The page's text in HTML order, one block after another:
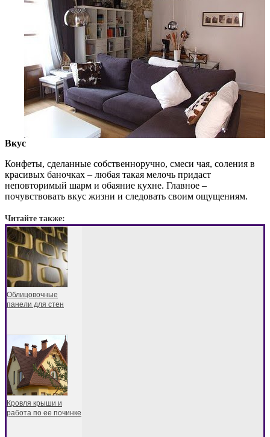
Вкус
Конфеты, сделанные собственноручно, смеси чая, соления в
красивых баночках – любая такая мелочь придаст
неповторимый шарм и обаяние кухне. Главное –
почувствовать вкус жизни и следовать своим ощущениям.
Читайте также:
Облицовочные
панели для стен
Кровля крыши и
работа по ее починке